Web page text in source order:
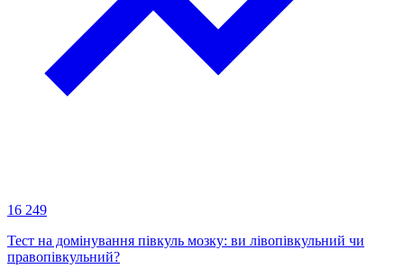
16 249
Тест на домінування півкуль мозку: ви лівопівкульний чи
правопівкульний?